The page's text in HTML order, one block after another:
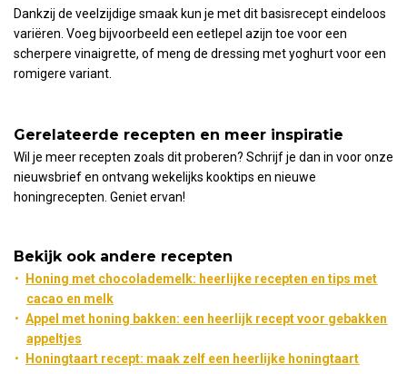
Dankzij de veelzijdige smaak kun je met dit basisrecept eindeloos
variëren. Voeg bijvoorbeeld een eetlepel azijn toe voor een
scherpere vinaigrette, of meng de dressing met yoghurt voor een
romigere variant.
Gerelateerde recepten en meer inspiratie
Wil je meer recepten zoals dit proberen? Schrijf je dan in voor onze
nieuwsbrief en ontvang wekelijks kooktips en nieuwe
honingrecepten. Geniet ervan!
Bekijk ook andere recepten
Honing met chocolademelk: heerlijke recepten en tips met
cacao en melk
Appel met honing bakken: een heerlijk recept voor gebakken
appeltjes
Honingtaart recept: maak zelf een heerlijke honingtaart